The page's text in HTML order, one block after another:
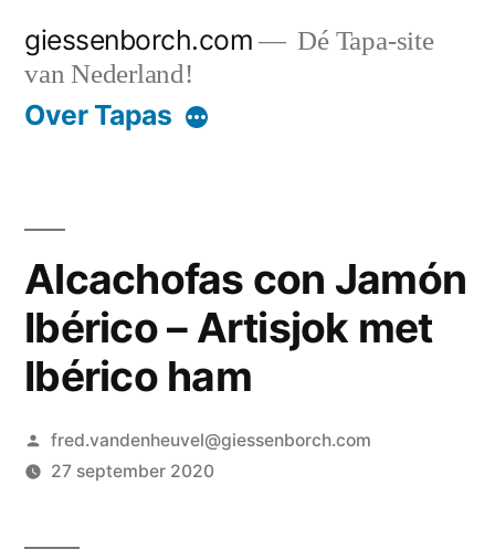
naar
giessenborch.com
Dé Tapa-site
van Nederland!
Over Tapas
Alcachofas con Jamón
Ibérico – Artisjok met
Ibérico ham
Geplaatst
door
fred.vandenheuvel@giessenborch.com
27 september 2020